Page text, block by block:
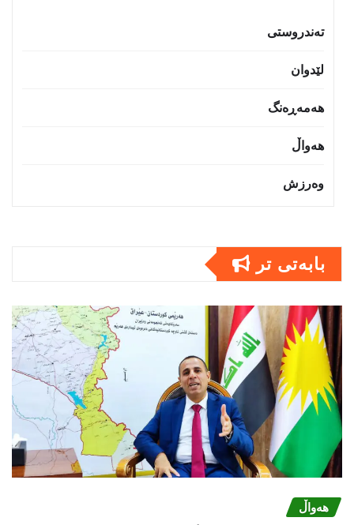
تەندروستى
لێدوان
هەمەڕەنگ
هەواڵ
وەرزش
بابەتى تر
هەواڵ